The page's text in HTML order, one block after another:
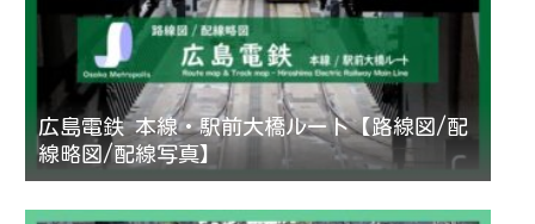
広島電鉄 本線・駅前大橋ルート【路線図/配
線略図/配線写真】